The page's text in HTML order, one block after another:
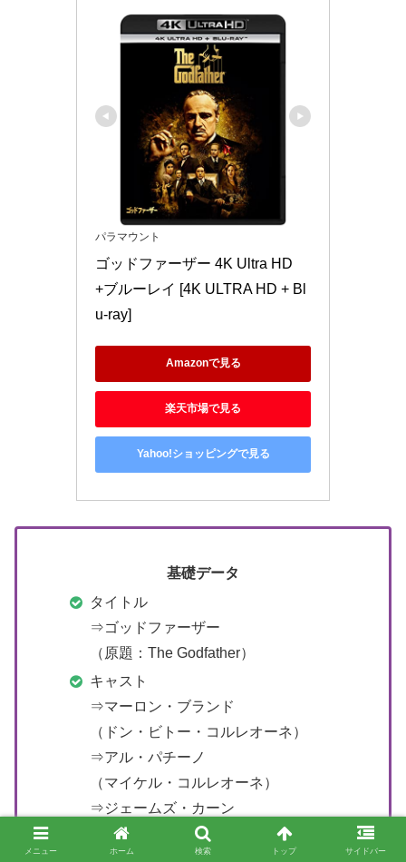
パラマウント
ゴッドファーザー 4K Ultra HD
+ブルーレイ [4K ULTRA HD + Bl
u-ray]
Amazonで見る
楽天市場で見る
Yahoo!ショッピングで見る
基礎データ
タイトル
⇒ゴッドファーザー
（原題：The Godfather）
キャスト
⇒マーロン・ブランド
（ドン・ビトー・コルレオーネ）
⇒アル・パチーノ
（マイケル・コルレオーネ）
⇒ジェームズ・カーン
（ソニー・コルレオーネ）
⇒ロバート・デュバル
メニュー ホーム 検索 トップ サイドバー